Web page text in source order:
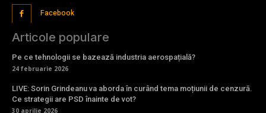
Facebook
Articole populare
Pe ce tehnologii se bazează industria aerospațială?
24 februarie 2026
LIVE: Sorin Grindeanu va aborda în curând tema moțiunii de cenzură.
Ce strategii are PSD înainte de vot?
30 aprilie 2026